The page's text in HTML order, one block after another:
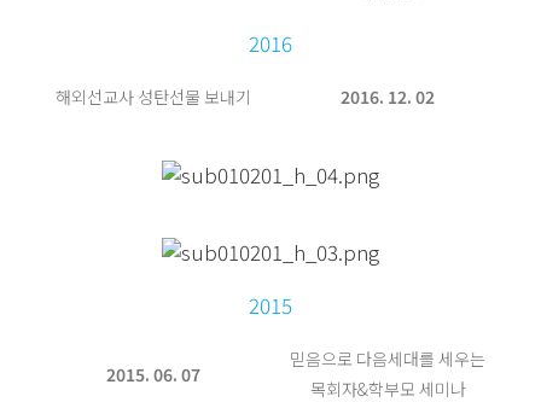
2016
해외선교사 성탄선물 보내기 2016. 12. 02
2015
2015. 06. 07
믿음으로 다음세대를 세우는
목회자&학부모 세미나